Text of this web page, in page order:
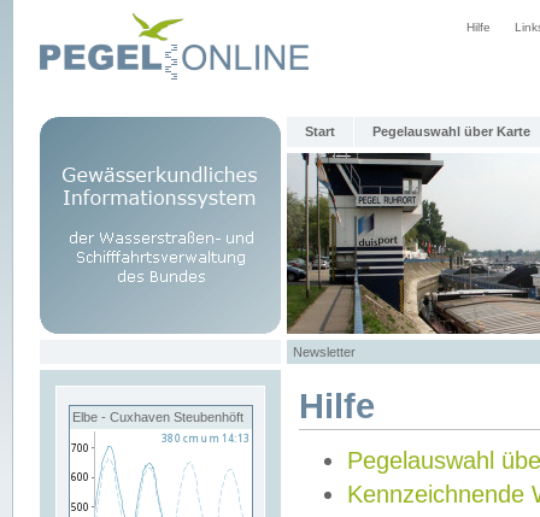
Hilfe
Start Pegelauswahl über Karte
Newsletter
Elbe - Cuxhaven Steubenhöft Hilfe
Pegelauswahl
Kennzeichnende